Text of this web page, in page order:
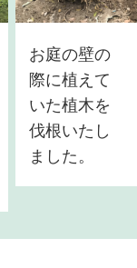
お庭の壁の
際に植えて
いた植木を
伐根いたし
ました。